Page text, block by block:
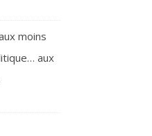
moins
aux